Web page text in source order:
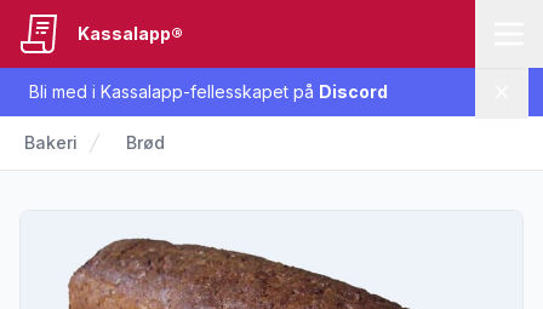
Bli med i Kassalapp-fellesskapet på Discord
Kassalapp®
Bakeri Brød